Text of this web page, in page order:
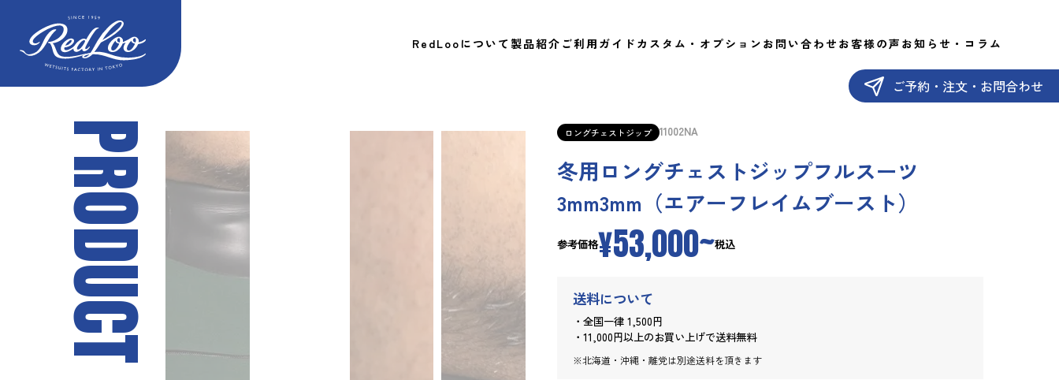
RedLooについて 製品紹介 ご利用ガイド カスタム・オプション お問い合わせ お客様の声 お知らせ・コラム
ご予約・注文・お問合わせ
P
R
O
D
U
C
T
ロングチェストジップ 11002NA
冬用ロングチェストジップフルスーツ
3mm3mm（エアーフレイムブースト）
参考価格¥53,000~税込
送料について
・全国一律 1,500円
・11,000円以上のお買い上げで送料無料
※北海道・沖縄・離党は別途送料を頂きます